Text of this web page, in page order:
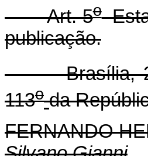
Art. 5oEsta
publicação.
Brasília, 26
113o da
FERNANDO